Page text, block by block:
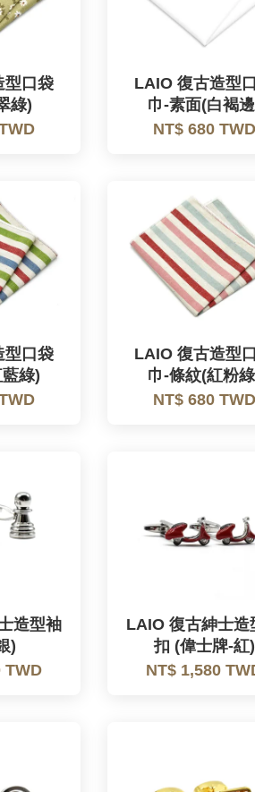
型口袋
綠)
LAIO 復古造型
巾-素面(白褐
NT$ 680 TWD
型口袋
綠)
LAIO 復古造型
巾-條紋(紅粉
NT$ 680 TWD
造型袖
)
TWD
LAIO 復古紳士造
扣 (偉士牌-紅)
NT$ 1,580